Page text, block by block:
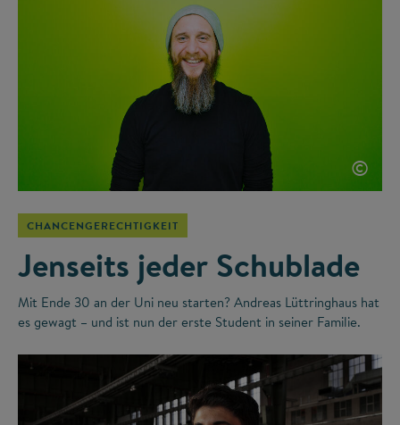
©
CHANCENGERECHTIGKEIT
Jenseits jeder Schublade
Mit Ende 30 an der Uni neu starten? Andreas Lüttringhaus hat
es gewagt – und ist nun der erste Student in seiner Familie.